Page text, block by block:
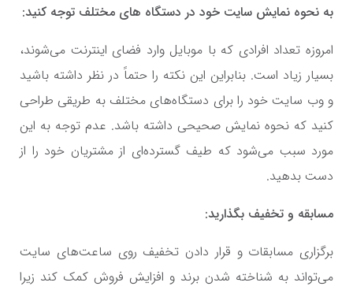
به نحوه نمایش سایت خود در دستگاه های مختلف توجه کنید:
امروزه تعداد افرادی که با موبایل وارد فضای اینترنت می‌شوند،
بسیار زیاد است. بنابراین این نکته را حتماً در نظر داشته باشید
و وب سایت خود را برای دستگاه‌های مختلف به طریقی طراحی
کنید که نحوه نمایش صحیحی داشته باشد. عدم توجه به این
مورد سبب می‌شود که طیف گسترده‌ای از مشتریان خود را از
دست بدهید.
مسابقه و تخفیف بگذارید:
برگزاری مسابقات و قرار دادن تخفیف روی ساعت‌های سایت
می‌تواند به شناخته شدن برند و افزایش فروش کمک کند زیرا